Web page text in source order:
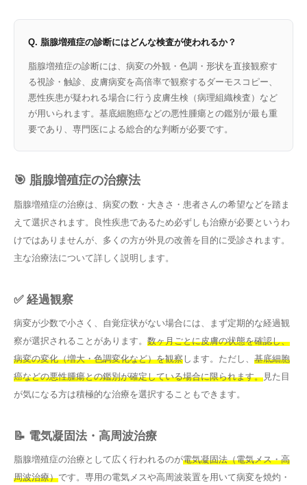
Q. 脂腺増殖症の診断にはどんな検査が使われるか？
脂腺増殖症の診断には、病変の外観・色調・形状を直接観察す
る視診・触診、皮膚病変を高倍率で観察するダーモスコピー、
悪性疾患が疑われる場合に行う皮膚生検（病理組織検査）など
が用いられます。基底細胞癌などの悪性腫瘍との鑑別が最も重
要であり、専門医による総合的な判断が必要です。
🎯 脂腺増殖症の治療法
脂腺増殖症の治療は、病変の数・大きさ・患者さんの希望などを踏ま
えて選択されます。良性疾患であるため必ずしも治療が必要というわ
けではありませんが、多くの方が外見の改善を目的に受診されます。
主な治療法について詳しく説明します。
✅ 経過観察
病変が少数で小さく、自覚症状がない場合には、まず定期的な経過観
察が選択されることがあります。 数ヶ月ごとに皮膚の状態を確認し、
病変の変化（増大・色調変化など）を観察 します。ただし、 基底細胞
癌などの悪性腫瘍との鑑別が確定している場合に限られます。見た目
が気になる方は積極的な治療を選択することもできます。
📝 電気凝固法・高周波治療
脂腺増殖症の治療として広く行われるのが電気凝固法（電気メス・高
周波治療）です。専用の電気メスや高周波装置を用いて病変を焼灼・